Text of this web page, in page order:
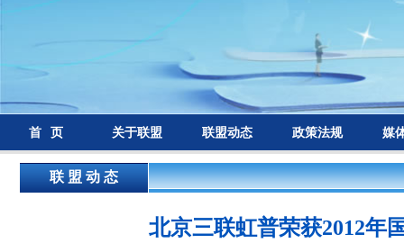
首 页 关于联盟 联盟动态 政策法规 媒
联 盟 动 态
北京三联虹普荣获2012年